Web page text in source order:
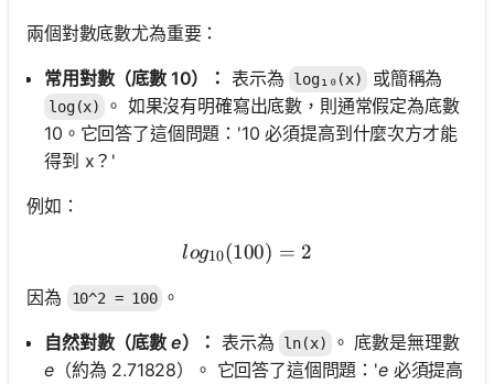
兩個對數底數尤為重要：
常用對數（底數 10）： 表示為 log₁₀(x) 或簡稱為
log(x)
。 如果沒有明確寫出底數，則通常假定為底數
10。它回答了這個問題：'10 必須提高到什麼次方才能
得到 x？'
例如：
log_{10}(100) = 2
log10(100) = 2
因為 10^2 = 100 。
自然對數（底數 e）： 表示為 ln(x)
。 底數是無理數
e（約為 2.71828）。 它回答了這個問題：'e必須提高